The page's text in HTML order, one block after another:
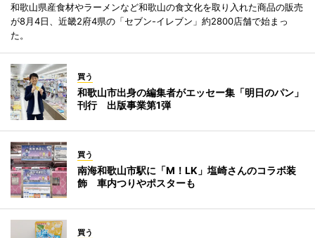
和歌山県産食材やラーメンなど和歌山の食文化を取り入れた商品の販売
が8月4日、近畿2府4県の「セブン-イレブン」約2800店舗で始まっ
た。
買う
和歌山市出身の編集者がエッセー集「明日のパン」
刊行 出版事業第1弾
買う
南海和歌山市駅に「M！LK」塩崎さんのコラボ装
飾 車内つりやポスターも
買う